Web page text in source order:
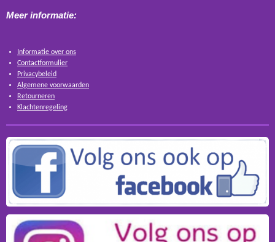
Meer informatie:
Informatie over ons
Contactformulier
Privacybeleid
Algemene voorwaarden
Retourneren
Klachtenregeling